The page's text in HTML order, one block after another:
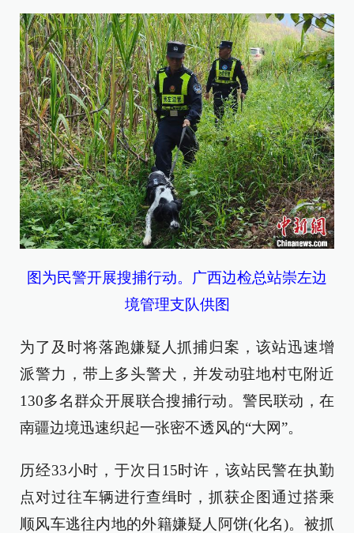
图为民警开展搜捕行动。广西边检总站崇左边
境管理支队供图
为了及时将落跑嫌疑人抓捕归案，该站迅速增
派警力，带上多头警犬，并发动驻地村屯附近
130多名群众开展联合搜捕行动。警民联动，在
南疆边境迅速织起一张密不透风的“大网”。
历经33小时，于次日15时许，该站民警在执勤
点对过往车辆进行查缉时，抓获企图通过搭乘
顺风车逃往内地的外籍嫌疑人阿饼(化名)。被抓